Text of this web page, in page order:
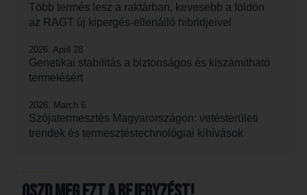
Több termés lesz a raktárban, kevesebb a földön
az RAGT új kipergés-ellenálló hibridjeivel
2026. April 28
Genetikai stabilitás a biztonságos és kiszámítható
termelésért
2026. March 6
Szójatermesztés Magyarországon: vetésterületi
trendek és termesztéstechnológiai kihívások